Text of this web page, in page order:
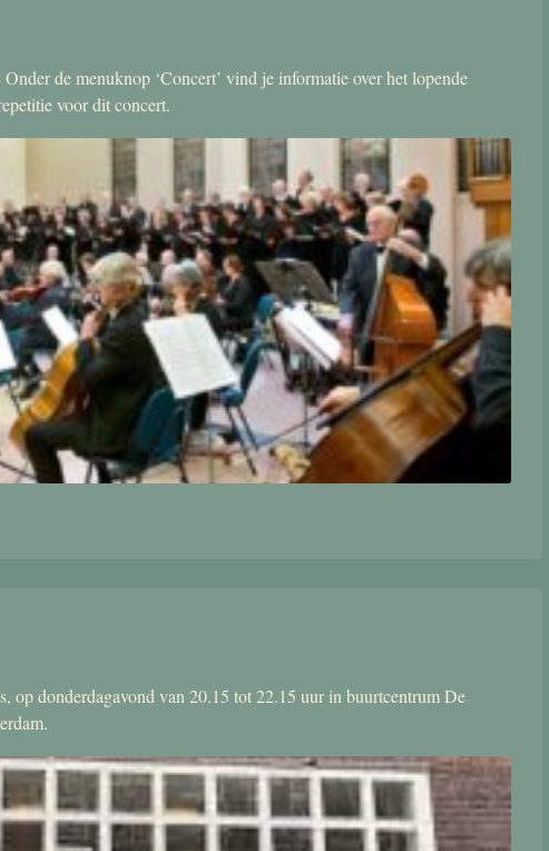
de menuknop ‘Concert’ vind je informatie over het lopende
voor dit concert.
op donderdagavond van 20.15 tot 22.15 uur in buurtcentrum De